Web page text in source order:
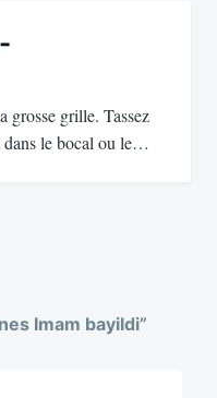
grosse grille. Tassez
dans le bocal ou le…
Imam bayildi”